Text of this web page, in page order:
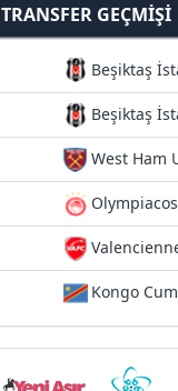
TRANSFER GEÇMIŞI
Beşiktaş
Beşiktaş
West Ham
Kongo